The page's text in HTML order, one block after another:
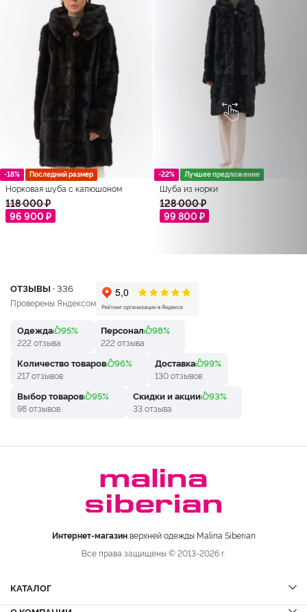
-18% Последний размер
Норковая шуба с капюшоном
118 000 ₽
96 900 ₽
-22% Лучшее предложение
Шуба из норки
128 000 ₽
99 800 ₽
ОТЗЫВЫ ·336
Проверены Яндексом
Одежда 95%
222 отзыва
Персонал 98%
222 отзыва
Количество товаров 96%
217 отзывов
Доставка 99%
130 отзывов
Выбор товаров 95%
98 отзывов
Скидки и акции 93%
33 отзыва
Интернет-магазинверхней одежды Malina Siberian
Все права защищены © 2013-2026 г.
КАТАЛОГ